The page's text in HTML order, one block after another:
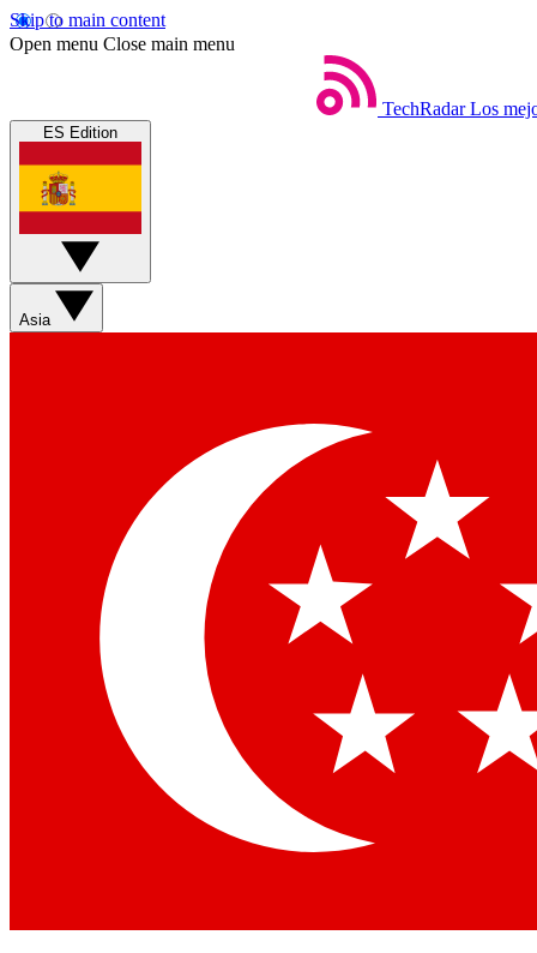
Skip to main content
Open menu Close main menu
TechRadar Los
ES Edition
Asia